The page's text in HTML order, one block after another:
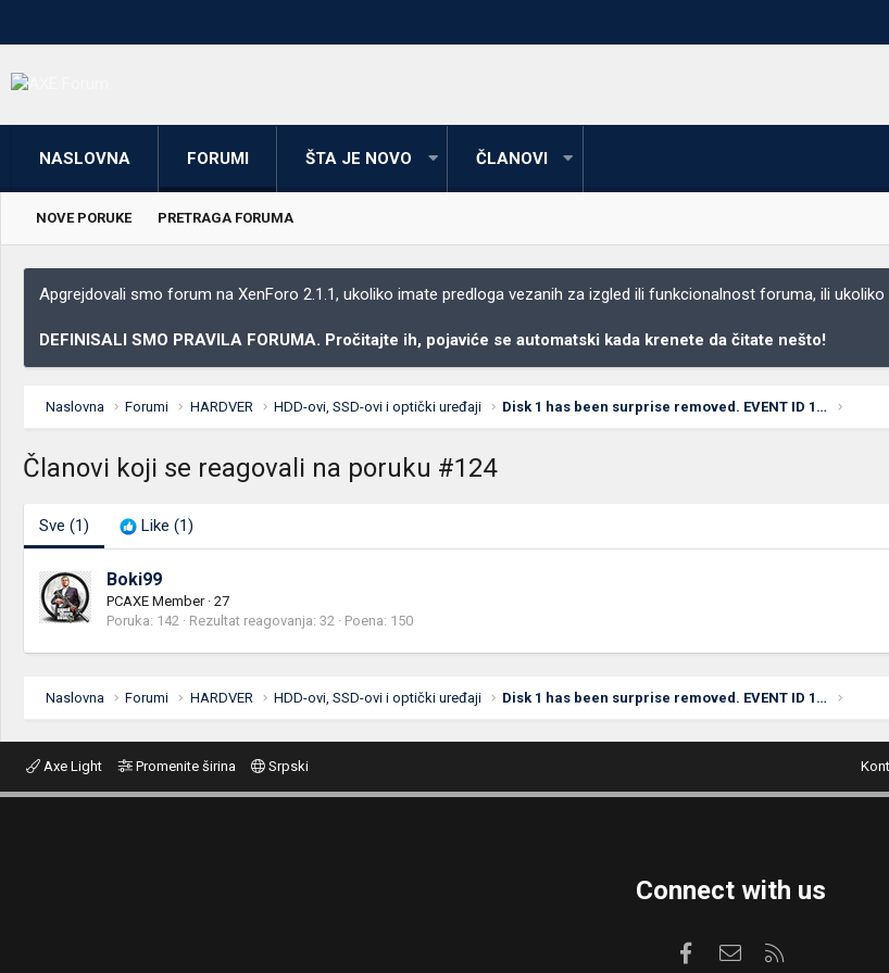
NASLOVNA FORUMI ŠTA JE NOVO ČLANOVI
NOVE PORUKE PRETRAGA FORUMA
Apgrejdovali smo forum na XenForo 2.1.1, ukoliko imate predloga vezanih za izgled ili funkcionalnost foruma, ili
DEFINISALI SMO PRAVILA FORUMA. Pročitajte ih, pojaviće se automatski kada krenete da čitate nešto!
Naslovna Forumi HARDVER HDD-ovi, SSD-ovi i optički uređaji Disk 1 has been surprise removed. EVENT ID 157
Članovi koji se reagovali na poruku #124
Sve (1) Like (1)
Boki99
PCAXE Member · 27
Poruka 142 Rezultat reagovanja 32 Poena 150
Naslovna Forumi HARDVER HDD-ovi, SSD-ovi i optički uređaji Disk 1 has been surprise removed. EVENT ID 157
Axe Light Promenite širina Srpski
Connect with us
FacebookKontaktirajte nas